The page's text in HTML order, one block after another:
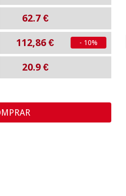
62.7 €
112,86 € - 10%
20.9 €